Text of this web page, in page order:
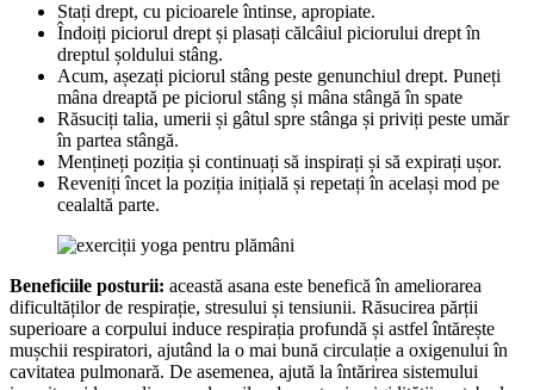
Stați drept, cu picioarele întinse, apropiate.
Îndoiți piciorul drept și plasați călcâiul piciorului drept în
dreptul șoldului stâng.
Acum, așezați piciorul stâng peste genunchiul drept. Puneți
mâna dreaptă pe piciorul stâng și mâna stângă în spate
Răsuciți talia, umerii și gâtul spre stânga și priviți peste umăr
în partea stângă.
Mențineți poziția și continuați să inspirați și să expirați ușor.
Reveniți încet la poziția inițială și repetați în același mod pe
cealaltă parte.
Beneficiile posturii: această asana este benefică în ameliorarea
dificultăților de respirație, stresului și tensiunii. Răsucirea părții
superioare a corpului induce respirația profundă și astfel întărește
mușchii respiratori, ajutând la o mai bună circulație a oxigenului în
cavitatea pulmonară. De asemenea, ajută la întărirea sistemului